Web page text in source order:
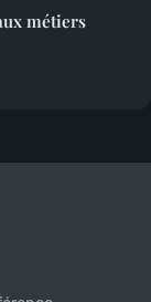
métiers